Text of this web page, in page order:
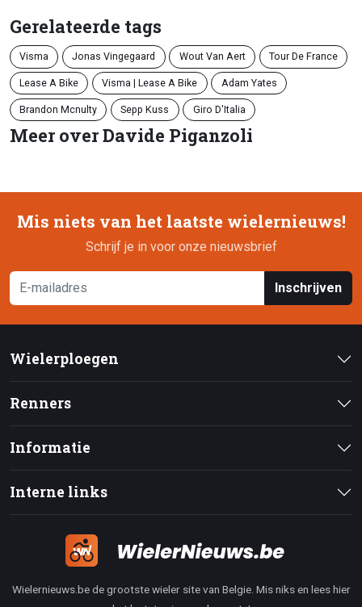
Gerelateerde tags
Visma Jonas Vingegaard Wout Van Aert Tour De France
Lease A Bike Visma | Lease A Bike Adam Yates
Brandon Mcnulty Sepp Kuss Giro D'Italia
Meer over Davide Piganzoli
Mis niets van het laatste wielernieuws!
Schrijf je in voor onze nieuwsbrief
Inschrijven
Wielerploegen
Renners
Informatie
Interne links
Wielernieuws.be de grootste wieler site van Belgie. Mis niks en lees hier